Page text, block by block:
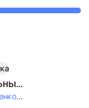
Любознательные Дети
Юлиана Бондаренко & Амелия Колпакова & Егор Егоров & Валерия Шевченко & Ксюша Косичкина